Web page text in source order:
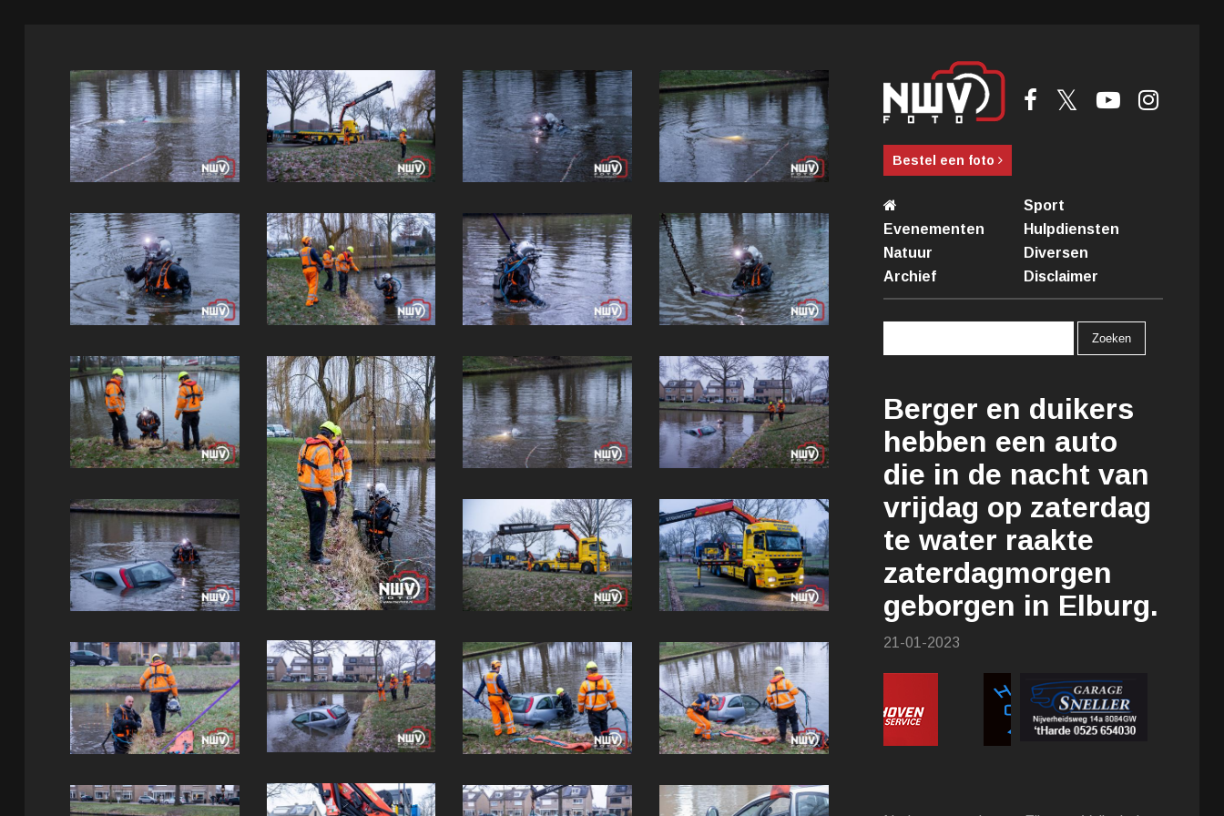
Bestel een foto
Sport
Evenementen
Hulpdiensten
Natuur
Diversen
Archief
Disclaimer
Berger en duikers
hebben een auto
die in de nacht van
vrijdag op zaterdag
te water raakte
zaterdagmorgen
geborgen in Elburg.
21-01-2023